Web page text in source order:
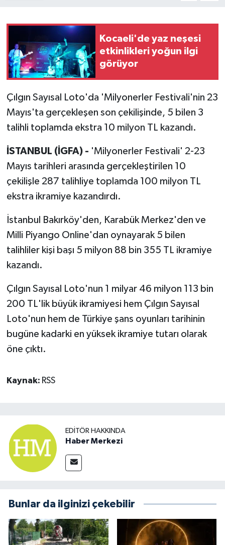
Kocaeli'de yaz neşesi
etkinlikleri yoğun ilgi
görüyor
Çılgın Sayısal Loto'da 'Milyonerler Festivali'nin 23
Mayıs'ta gerçekleşen son çekilişinde, 5 bilen 3
talihli toplamda ekstra 10 milyon TL kazandı.
İSTANBUL (İGFA) - 'Milyonerler Festivali' 2-23
Mayıs tarihleri arasında gerçekleştirilen 10
çekilişle 287 talihliye toplamda 100 milyon TL
ekstra ikramiye kazandırdı.
İstanbul Bakırköy'den, Karabük Merkez'den ve
Milli Piyango Online'dan oynayarak 5 bilen
talihliler kişi başı 5 milyon 88 bin 355 TL ikramiye
kazandı.
Çılgın Sayısal Loto'nun 1 milyar 46 milyon 113 bin
200 TL'lik büyük ikramiyesi hem Çılgın Sayısal
Loto'nun hem de Türkiye şans oyunları tarihinin
bugüne kadarki en yüksek ikramiye tutarı olarak
öne çıktı.
Kaynak: RSS
EDITÖR HAKKINDA
Haber Merkezi
Bunlar da ilginizi çekebilir